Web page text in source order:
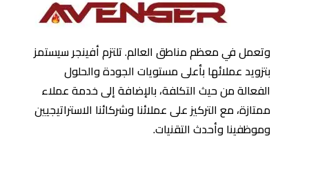
وتعمل في معظم مناطق العالم. تلتزم أفينجر سيستمز
بتزويد عملائها بأعلى مستويات الجودة والحلول
الفعالة من حيث التكلفة، بالإضافة إلى خدمة عملاء
ممتازة، مع التركيز على عملائنا وشركائنا الاستراتيجيين
وموظفينا وأحدث التقنيات.